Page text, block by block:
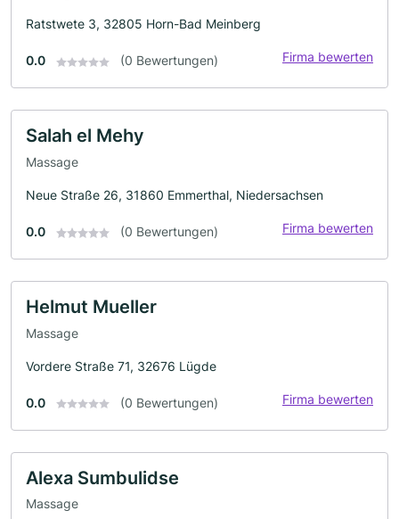
Ratstwete 3, 32805 Horn-Bad Meinberg
0.0 (0 Bewertungen) Firma bewerten
Salah el Mehy
Massage
Neue Straße 26, 31860 Emmerthal, Niedersachsen
0.0 (0 Bewertungen) Firma bewerten
Helmut Mueller
Massage
Vordere Straße 71, 32676 Lügde
0.0 (0 Bewertungen) Firma bewerten
Alexa Sumbulidse
Massage